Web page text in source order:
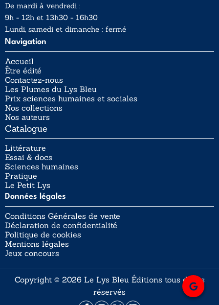
De mardi à vendredi :
9h - 12h et 13h30 - 16h30
Lundi, samedi et dimanche : fermé
Navigation
Accueil
Être édité
Contactez-nous
Les Plumes du Lys Bleu
Prix sciences humaines et sociales
Nos collections
Nos auteurs
Catalogue
Littérature
Essai & docs
Sciences humaines
Pratique
Le Petit Lys
Données légales
Conditions Générales de vente
Déclaration de confidentialité
Politique de cookies
Mentions légales
Jeux concours
Copyright © 2026 Le Lys Bleu Éditions tous droits
réservés